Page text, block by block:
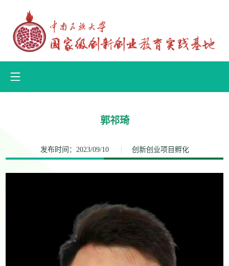
郭祁琦
发布时间：2023/09/10 创新创业项目孵化